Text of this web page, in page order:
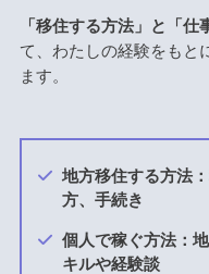
「移住する方法」と「仕
て、わたしの経験をもと
ます。
地方移住する方法
方、手続き
個人で稼ぐ方法：
キルや経験談